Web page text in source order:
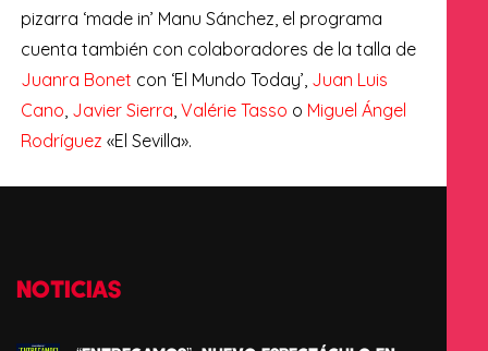
pizarra ‘made in’ Manu Sánchez, el programa
cuenta también con colaboradores de la talla de
Juanra Bonet con ‘El Mundo Today’, Juan Luis
Cano Javier Sierra Valérie Tasso o Miguel Ángel
Rodríguez «El Sevilla».
NOTICIAS